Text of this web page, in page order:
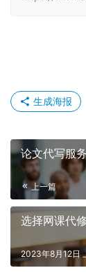
生成海报
论文代写服
上一篇
选择网课代
2023年8月12日